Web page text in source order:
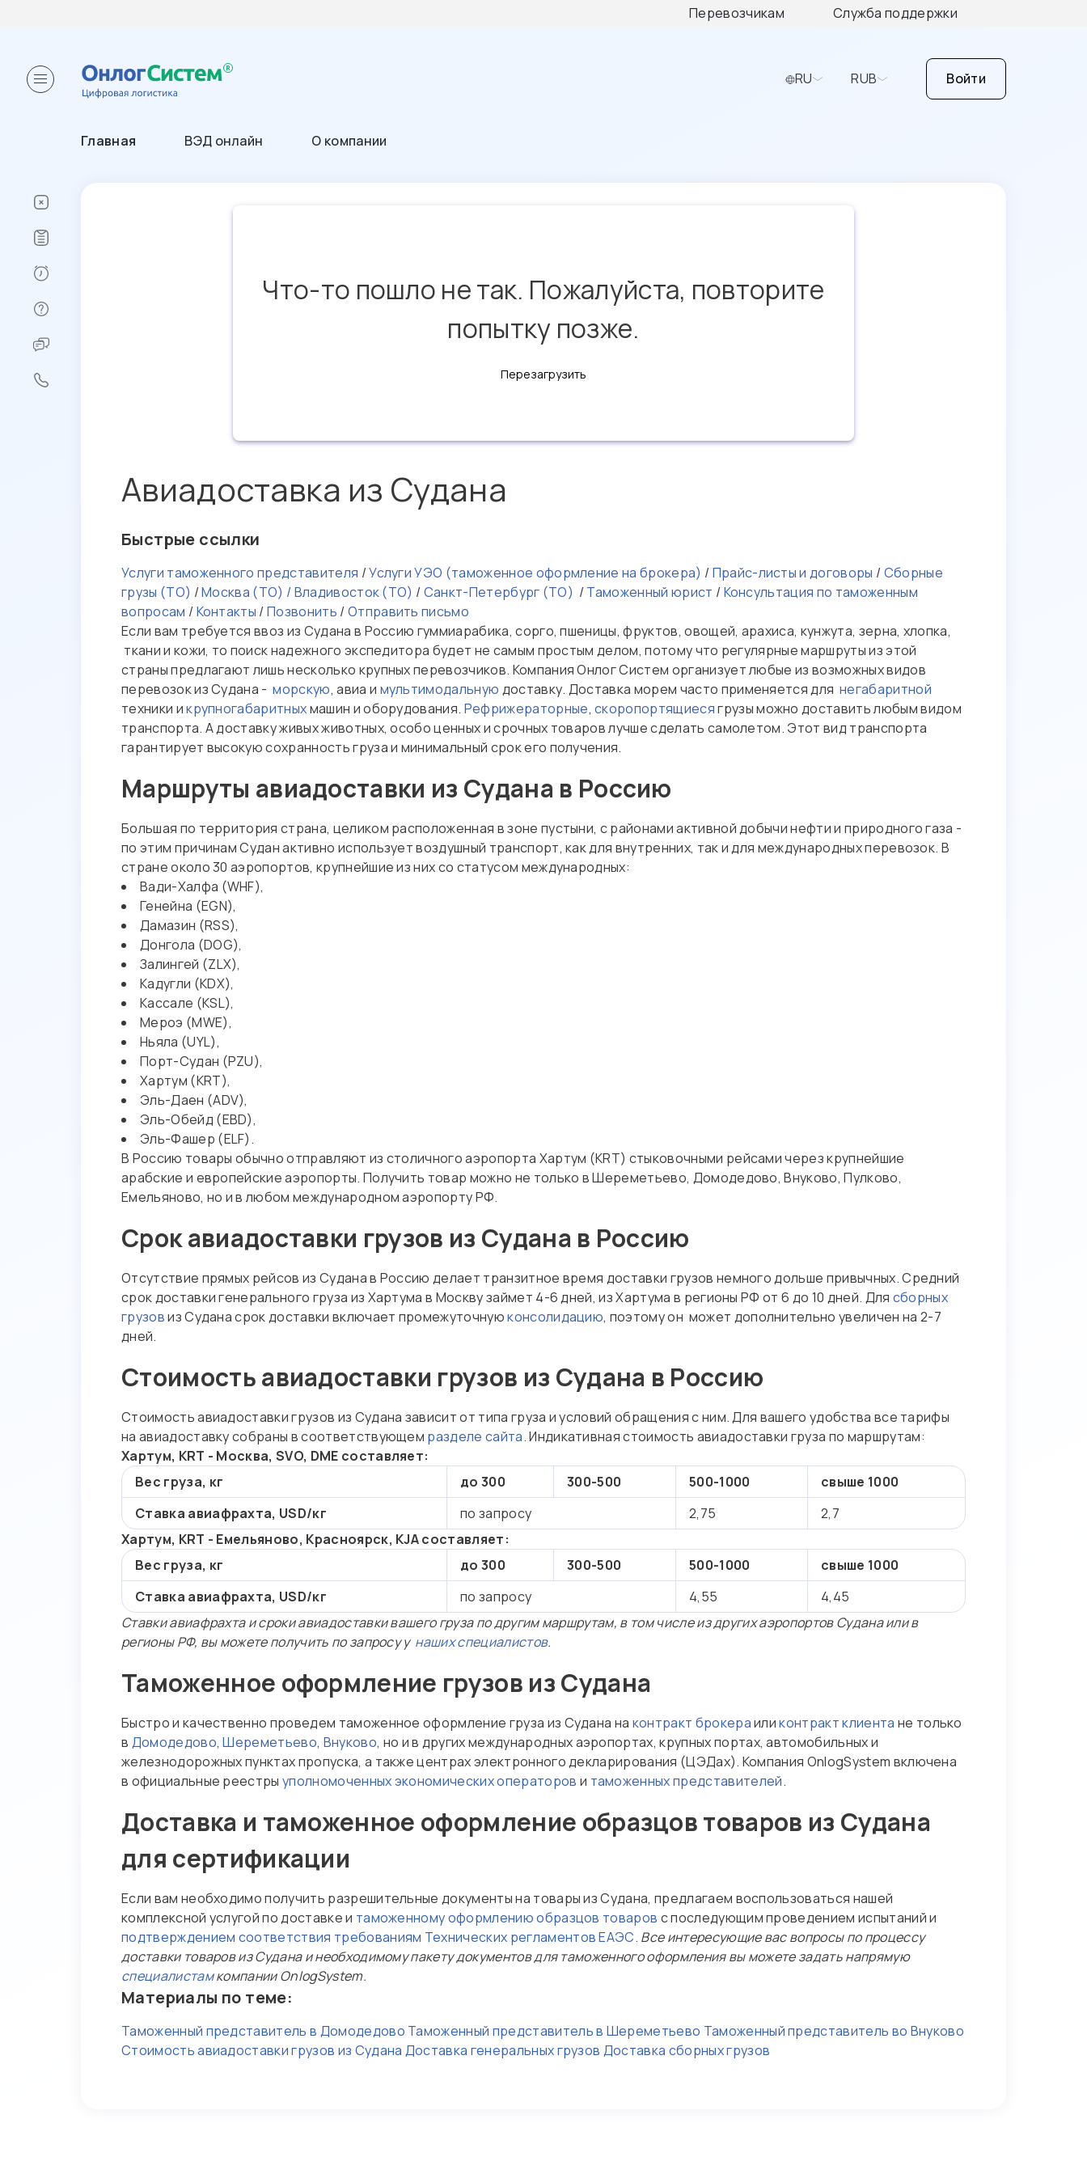
Перевозчикам Служба поддержки
RU RUB Войти
Главная ВЭД онлайн О компании
Что-то пошло не так. Пожалуйста, повторите
попытку позже.
Перезагрузить
Авиадоставка из Судана
Быстрые ссылки
Услуги таможенного представителя /Услуги УЭО (таможенное оформление на брокера) / Прайс-листы и договоры / Сборные
грузы (ТО) /Москва (ТО) / Владивосток (ТО) / Санкт-Петербург (ТО) / Таможенный юрист / Консультация по таможенным
вопросам / Контакты /Позвонить / Отправить письмо
Если вам требуется ввоз из Судана в Россию гуммиарабика, сорго, пшеницы, фруктов, овощей, арахиса, кунжута, зерна, хлопка,
ткани и кожи, то поиск надежного экспедитора будет не самым простым делом, потому что регулярные маршруты из этой
страны предлагают лишь несколько крупных перевозчиков. Компания Онлог Систем организует любые из возможных видов
перевозок из Судана -морскую, авиа и мультимодальную доставку. Доставка морем часто применяется длянегабаритной
техники икрупногабаритныхмашин и оборудования. Рефрижераторные,скоропортящиесягрузы можно доставить любым видом
транспорта. А доставку живых животных, особо ценных и срочных товаров лучше сделать самолетом. Этот вид транспорта
гарантирует высокую сохранность груза и минимальный срок его получения.
Маршруты авиадоставки из Судана в Россию
Большая по территория страна, целиком расположенная в зоне пустыни, с районами активной добычи нефти и природного газа -
по этим причинам Судан активно использует воздушный транспорт, как для внутренних, так и для международных перевозок. В
стране около 30 аэропортов, крупнейшие из них со статусом международных:
Вади-Халфа (WHF),
Генейна (EGN),
Дамазин (RSS),
Донгола (DOG),
Залингей (ZLX),
Кадугли (KDX),
Кассале (KSL),
Мероэ (MWE),
Ньяла (UYL),
Порт-Судан (PZU),
Хартум (KRT),
Эль-Даен (ADV),
Эль-Обейд (EBD),
Эль-Фашер (ELF).
В Россию товары обычно отправляют из столичного аэропорта Хартум (KRT) стыковочными рейсами через крупнейшие
арабские и европейские аэропорты. Получить товар можно не только в Шереметьево, Домодедово, Внуково, Пулково,
Емельяново, но и в любом международном аэропорту РФ.
Срок авиадоставки грузов из Судана в Россию
Отсутствие прямых рейсов из Судана в Россию делает транзитное время доставки грузов немного дольше привычных. Средний
срок доставки генерального груза из Хартума в Москву займет 4-6 дней, из Хартума в регионы РФ от 6 до 10 дней. Для сборных
грузовиз Судана срок доставки включает промежуточнуюконсолидацию, поэтому он может дополнительно увеличен на 2-7
дней.
Стоимость авиадоставки грузов из Судана в Россию
Стоимость авиадоставки грузов из Судана зависит от типа груза и условий обращения с ним. Для вашего удобства все тарифы
на авиадоставку собраны в соответствующем разделе сайта. Индикативная стоимость авиадоставки груза по маршрутам:
Хартум, KRT - Москва, SVO, DME составляет:
Вес груза, кг
до 300 300-500 500-1000
свыше 1000
Ставка авиафрахта, USD/кг
по запросу 2,75
2,7
Хартум, KRT - Емельяново, Красноярск, KJA составляет:
Вес груза, кг
до 300 300-500 500-1000
свыше 1000
Ставка авиафрахта, USD/кг
по запросу 4,55
4,45
Ставки авиафрахта и сроки авиадоставки вашего груза по другим маршрутам, в том числе из других аэропортов Судана или в
регионы РФ, вы можете получить по запросу у наших специалистов.
Таможенное оформление грузов из Судана
Быстро и качественно проведем таможенное оформление груза из Судана на контракт брокераиликонтракт клиента не только
в Домодедово,Шереметьево, Внуково, но и в других международных аэропортах, крупных портах, автомобильных и
железнодорожных пунктах пропуска, а также центрах электронного декларирования (ЦЭДах). Компания OnlogSystem включена
в официальные реестрыуполномоченных экономических операторов и таможенных представителей.
Доставка и таможенное оформление образцов товаров из Судана
для сертификации
Если вам необходимо получить разрешительные документы на товары из Судана, предлагаем воспользоваться нашей
комплексной услугой по доставке и таможенному оформлению образцов товаров с последующим проведением испытаний и
подтверждением соответствия требованиям Технических регламентов ЕАЭС. Все интересующие вас вопросы по процессу
доставки товаров из Судана и необходимому пакету документов для таможенного оформления вы можете задать напрямую
специалистамкомпании OnlogSystem.
Материалы по теме:
Таможенный представитель в Домодедово Таможенный представитель в Шереметьево Таможенный представитель во Внуково
Стоимость авиадоставки грузов из Судана Доставка генеральных грузов Доставка сборных грузов